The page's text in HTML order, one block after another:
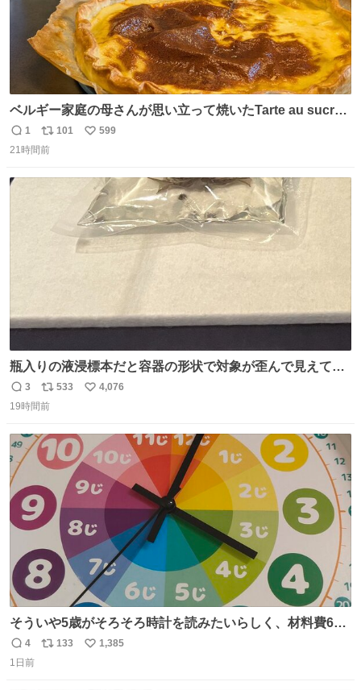
ベルギー家庭の母さんが思い立って焼いたTarte au sucre
は「砂糖のケーキ」。パイ生地に砂糖をたっぷり振りか
け、クリームと卵の液を注いで焼くだけ。溶けた砂糖はね
ギーのだよ」というこれ、素朴な焼菓子に見えてナポレオ
ン戦争の歴史があった。
返
信
1
リ
ポ
101
い
数
599
21時間前
瓶入りの液浸標本だと容器の形状で対象が歪んで見えてし
まうことから、なるべく歪みがない状態で観察しやすいよ
うにこのような形で保存していると前に科博の先生から教
返
信
3
リ
ポ
ト
数
533
い
数
4,076
19時間前
そういや5歳がそろそろ時計を読みたいらしく、材料費600
円で作れる知育時計作ってみた！ めっちゃ簡単！ ありがと
う先人！
返
信
4
リ
133
い
1,385
1日前